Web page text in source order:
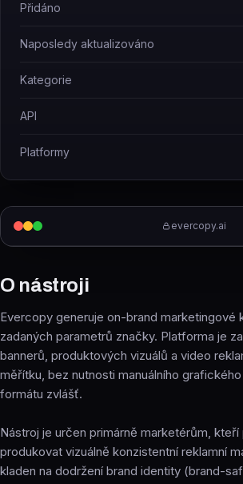
evercopy.ai
O nástroji
Evercopy generuje on-brand marketingové
zadaných parametrů značky. Platforma je
bannerů, produktových vizuálů a video
měřítku, bez nutnosti manuálního
formátu zvlášť.
Nástroj je určen primárně marketérům,
produkovat vizuálně konzistentní reklamní
kladen na dodržení brand identity (brand-
Přidáno
Naposledy aktualizováno
Kategorie
API
Platformy